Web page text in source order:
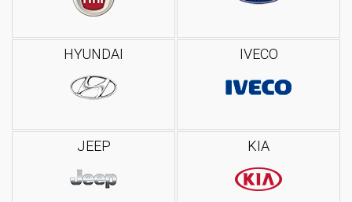
HYUNDAI IVECO
JEEP KIA